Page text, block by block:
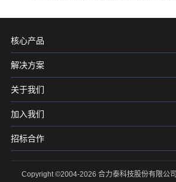
核心产品
解决方案
关于我们
加入我们
招标合作
Copyright ©2004-2026 合力泰科技股份有限公司